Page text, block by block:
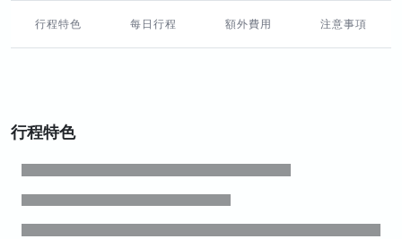
行程特色 每日行程 額外費用 注意事項
行程特色